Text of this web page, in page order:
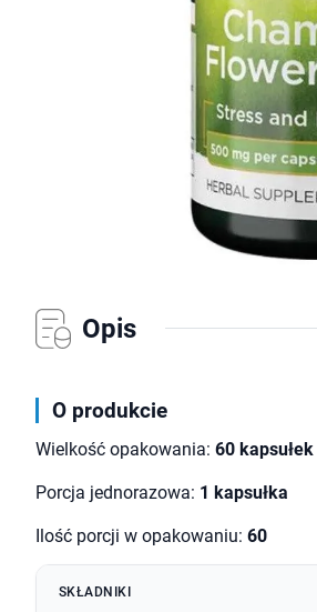
Opis
O produkcie
Wielkość opakowania: 60 kapsułek
Porcja jednorazowa: 1 kapsułka
Ilość porcji w opakowaniu: 60
SKŁADNIKI